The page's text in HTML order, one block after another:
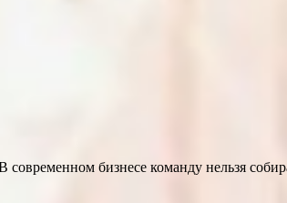
бизнесе команду нельзя